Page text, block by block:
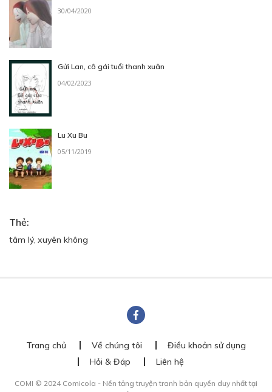
30/04/2020
Gửi Lan, cô gái tuổi thanh xuân
04/02/2023
Lu Xu Bu
05/11/2019
Thẻ:
tâm lý, xuyên không
Trang chủ Về chúng tôi
Điều khoản sử dụng
Hỏi & Đáp
Liên hệ
COMI © 2024 Comicola - Nền tảng truyện tranh bản quyền duy nhất tại